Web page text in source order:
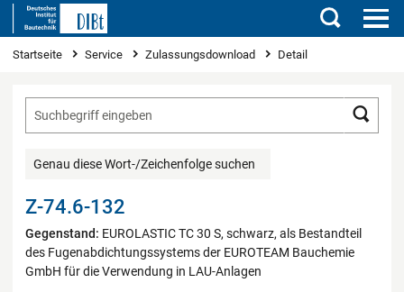
Suchen
Sie sind hier
Startseite Service Zulassungsdownload Detail
Genau diese Wort-/Zeichenfolge suchen
Z-74.6-132
Gegenstand: EUROLASTIC TC 30 S, schwarz, als Bestandteil
des Fugenabdichtungssystems der EUROTEAM Bauchemie
GmbH für die Verwendung in LAU-Anlagen